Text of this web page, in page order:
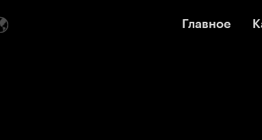
Главное
Главное